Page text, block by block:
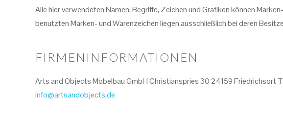
Alle hier verwendeten Namen, Begriffe, Zeichen und Grafiken können
benutzten Marken- und Warenzeichen liegen ausschließlich bei deren
FIRMENINFORMATIONEN
Arts and Objects Möbelbau GmbH Christianspries 30 24159 Friedrichsort
info@artsandobjects.de